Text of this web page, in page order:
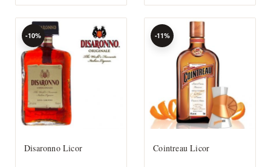
Disaronno Licor
-10%
Cointreau Licor
-11%